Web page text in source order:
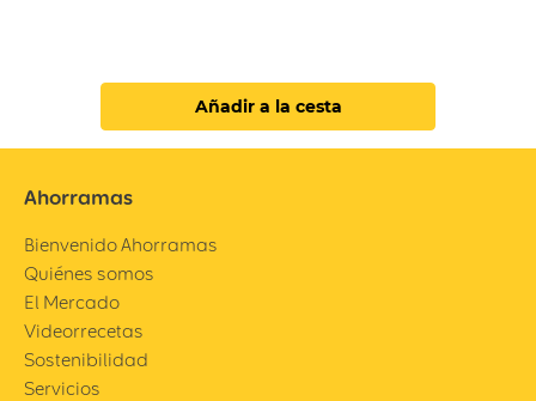
Añadir a la cesta
Ahorramas
Bienvenido Ahorramas
Quiénes somos
El Mercado
Videorrecetas
Sostenibilidad
Servicios